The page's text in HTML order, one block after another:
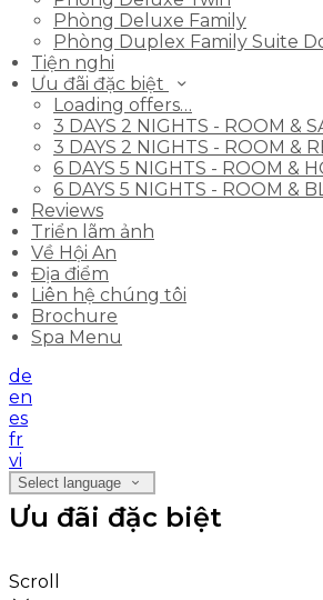
Phòng Deluxe Family
Phòng Duplex Family Suite
Tiện nghi
Ưu đãi đặc biệt
Loading offers…
3 DAYS 2 NIGHTS - ROOM &
3 DAYS 2 NIGHTS - ROOM &
6 DAYS 5 NIGHTS - ROOM &
6 DAYS 5 NIGHTS - ROOM &
Reviews
Triển lãm ảnh
Về Hội An
Địa điểm
Liên hệ chúng tôi
Brochure
Spa Menu
de
en
es
fr
vi
Select language
Ưu đãi đặc biệt
Scroll